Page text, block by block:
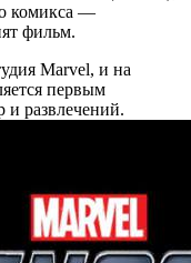
комикса —
фильм.
Marvel, и на
первым
развлечений.